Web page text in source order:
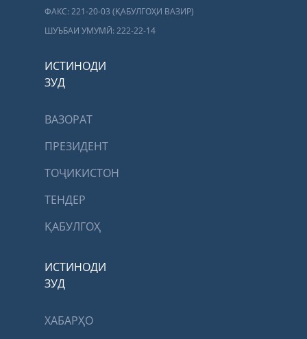
ФАКС: 221-20-03 (ҚАБУЛГОҲИ ВАЗИР)
ШУЪБАИ УМУМӢ: 222-22-14
ИСТИНОДИ
ЗУД
ВАЗОРАТ
ПРЕЗИДЕНТ
ТОҶИКИСТОН
ТЕНДЕР
ҚАБУЛГОҲ
ИСТИНОДИ
ЗУД
ХАБАРҲО